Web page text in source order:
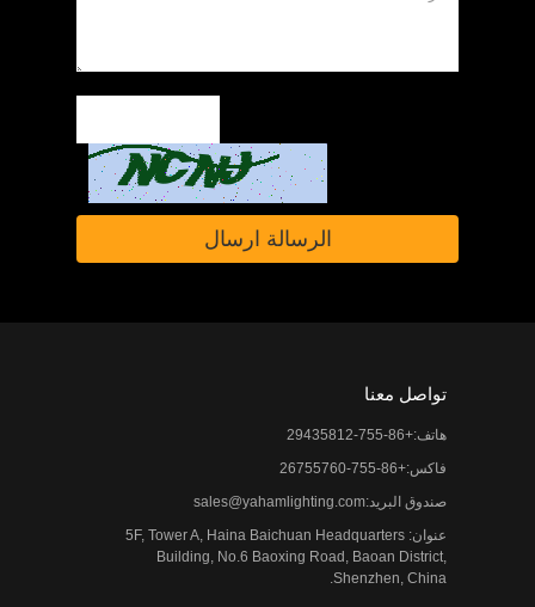
تواصل معنا
هاتف:+86-755-29435812
فاكس:+86-755-26755760
صندوق البريد:sales@yahamlighting.com
عنوان: 5F, Tower A, Haina Baichuan Headquarters
Building, No.6 Baoxing Road, Baoan District,
Shenzhen, China.